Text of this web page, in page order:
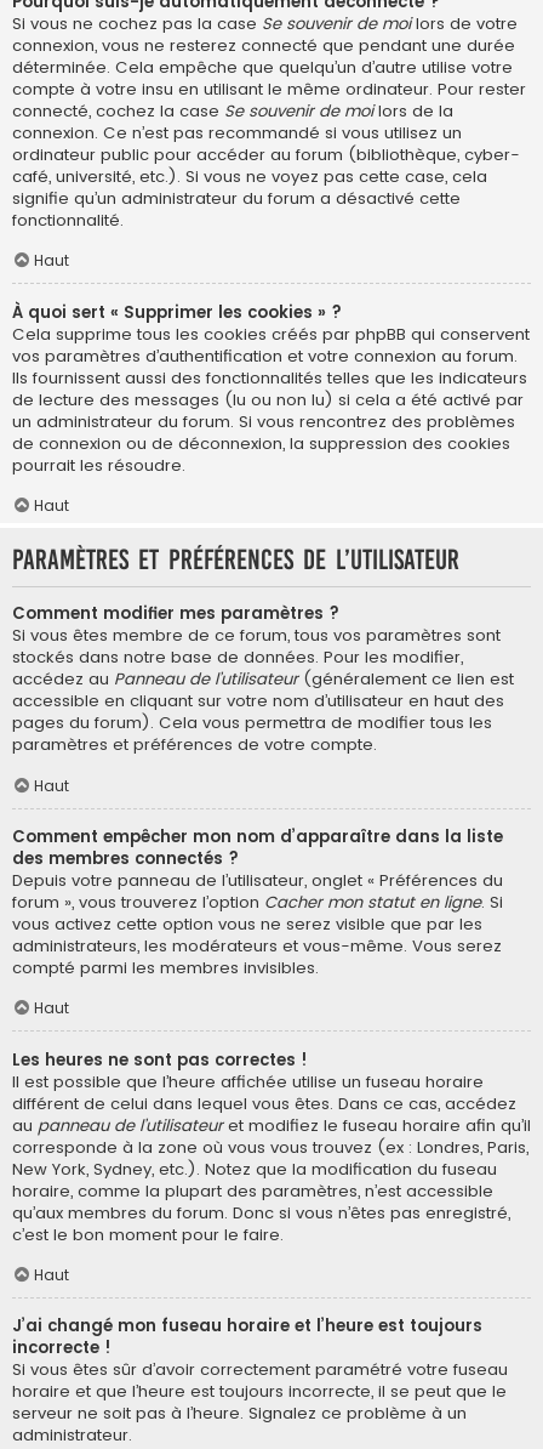
Si vous ne cochez pas la case Se souvenir de moilors de votre
connexion, vous ne resterez connecté que pendant une durée
déterminée. Cela empêche que quelqu’un d’autre utilise votre
compte à votre insu en utilisant le même ordinateur. Pour rester
connecté, cochez la case Se souvenir de moilors de la
connexion. Ce n’est pas recommandé si vous utilisez un
ordinateur public pour accéder au forum (bibliothèque, cyber-
café, université, etc.). Si vous ne voyez pas cette case, cela
signifie qu’un administrateur du forum a désactivé cette
fonctionnalité.
Haut
À quoi sert « Supprimer les cookies » ?
Cela supprime tous les cookies créés par phpBB qui conservent
vos paramètres d’authentification et votre connexion au forum.
Ils fournissent aussi des fonctionnalités telles que les indicateurs
de lecture des messages (lu ou non lu) si cela a été activé par
un administrateur du forum. Si vous rencontrez des problèmes
de connexion ou de déconnexion, la suppression des cookies
pourrait les résoudre.
Haut
Paramètres et préférences de l’utilisateur
Comment modifier mes paramètres ?
Si vous êtes membre de ce forum, tous vos paramètres sont
stockés dans notre base de données. Pour les modifier,
accédez au Panneau de l’utilisateur(généralement ce lien est
accessible en cliquant sur votre nom d’utilisateur en haut des
pages du forum). Cela vous permettra de modifier tous les
paramètres et préférences de votre compte.
Haut
Comment empêcher mon nom d’apparaître dans la liste
des membres connectés ?
Depuis votre panneau de l’utilisateur, onglet « Préférences du
forum », vous trouverez l’option Cacher mon statut en ligne. Si
vous activez cette option vous ne serez visible que par les
administrateurs, les modérateurs et vous-même. Vous serez
compté parmi les membres invisibles.
Haut
Les heures ne sont pas correctes !
Il est possible que l’heure affichée utilise un fuseau horaire
différent de celui dans lequel vous êtes. Dans ce cas, accédez
au panneau de l’utilisateuret modifiez le fuseau horaire afin qu’il
corresponde à la zone où vous vous trouvez (ex : Londres, Paris,
New York, Sydney, etc.). Notez que la modification du fuseau
horaire, comme la plupart des paramètres, n’est accessible
qu’aux membres du forum. Donc si vous n’êtes pas enregistré,
c’est le bon moment pour le faire.
Haut
J’ai changé mon fuseau horaire et l’heure est toujours
incorrecte !
Si vous êtes sûr d’avoir correctement paramétré votre fuseau
horaire et que l’heure est toujours incorrecte, il se peut que le
serveur ne soit pas à l’heure. Signalez ce problème à un
administrateur.